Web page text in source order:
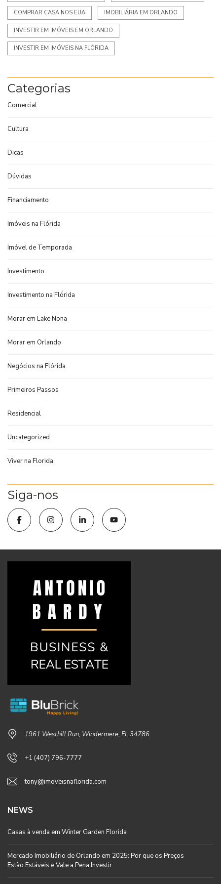
COMPRAR CASA NOS EUA IMOBILIÁRIA EM ORLANDO
INVESTIR EM IMÓVEIS EM ORLANDO
INVESTIR EM IMÓVEIS NA FLÓRIDA
Categorias
Comercial
Cultura
Dicas
Dúvidas
Financiamento
Imóveis na Flórida
Imóvel de Temporada
Investimento
Investimento na Flórida
Morar em Lake Nona
Morar em Orlando
Negócios na Flórida
Primeiros Passos
Residencial
Uncategorized
Viver na Florida
Siga-nos
1961 Westhill Run, Windermere, FL 34786
+1 (407) 796-7777
tony@imoveisnaflorida.com
NEWS
Casas à venda em Winter Garden Florida
Mercado Imobiliário de Orlando em 2025: Por que os Preços
Estão Estáveis e Vale a Pena Investir